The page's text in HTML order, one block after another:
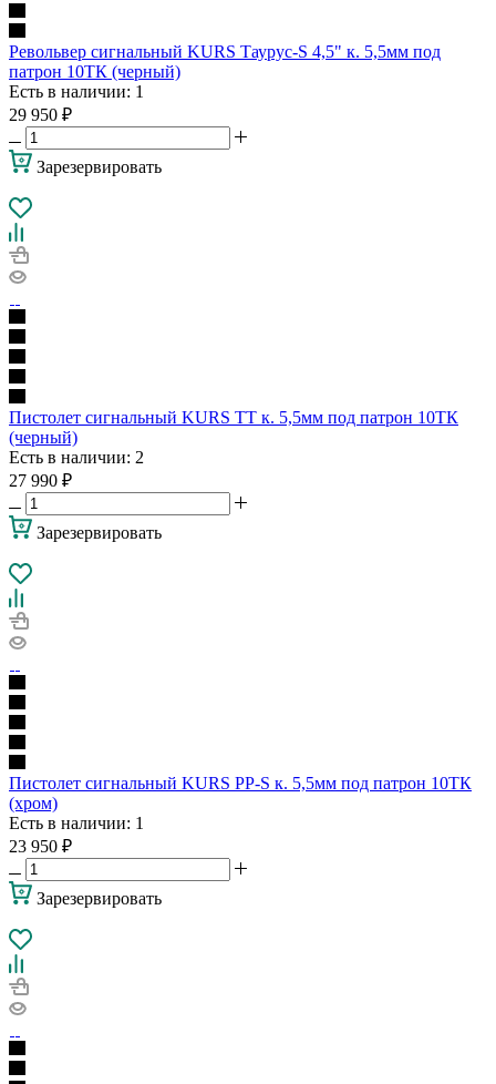
Револьвер сигнальный KURS Таурус-S 4,5" к. 5,5мм под
патрон 10ТК (черный)
Есть в наличии: 1
29 950 ₽
Зарезервировать
Пистолет сигнальный KURS TT к. 5,5мм под патрон 10ТК
(черный)
Есть в наличии: 2
27 990 ₽
Зарезервировать
Пистолет сигнальный KURS PP-S к. 5,5мм под патрон 10ТК
(хром)
Есть в наличии: 1
23 950 ₽
Зарезервировать